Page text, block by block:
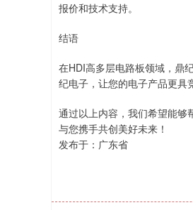
报价和技术支持。
结语
在HDI高多层电路板领域，鼎
纪电子，让您的电子产品更具
通过以上内容，我们希望能够
与您携手共创美好未来！
发布于：广东省